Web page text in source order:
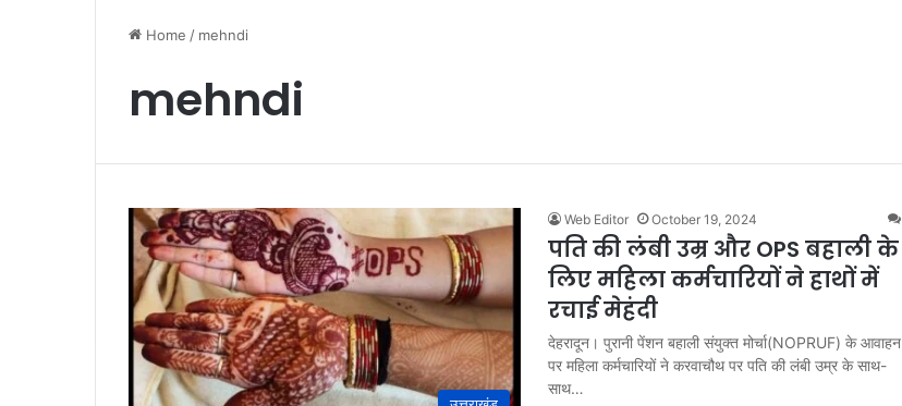
Home / mehndi
mehndi
Web Editor October 19, 2024
पति की लंबी उम्र और OPS बहाली के
लिए महिला कर्मचारियों ने हाथों में
रचाई मेहंदी
देहरादून। पुरानी पेंशन बहाली संयुक्त मोर्चा(NOPRUF) के आवाहन
पर महिला कर्मचारियों ने करवाचौथ पर पति की लंबी उम्र के साथ-
साथ…